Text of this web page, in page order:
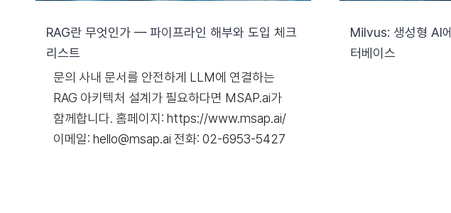
RAG란 무엇인가 — 파이프라인 해부와 도입 체크
리스트
문의 사내 문서를 안전하게 LLM에 연결하는
RAG 아키텍처 설계가 필요하다면 MSAP.ai가
함께합니다. 홈페이지: https://www.msap.ai/
이메일: hello@msap.ai 전화: 02-6953-5427
Milvus: 생성형 AI
터베이스